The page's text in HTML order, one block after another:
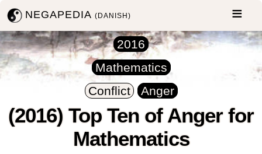
NEGAPEDIA(DANISH)
2016
Mathematics
Conflict
Anger
(2016) Top Ten of Anger for
Mathematics